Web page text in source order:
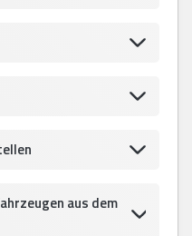
aus dem